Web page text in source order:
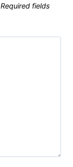
Required fields